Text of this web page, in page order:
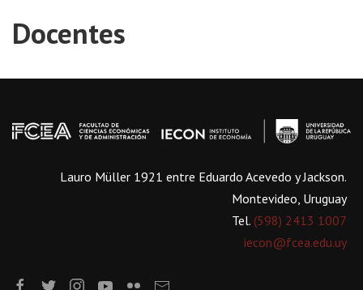
Docentes
Lauro Müller 1921 entre Eduardo Acevedo y Jackson.
Montevideo, Uruguay
Tel. (598) 2413 1007
iecon@fcea.edu.uy